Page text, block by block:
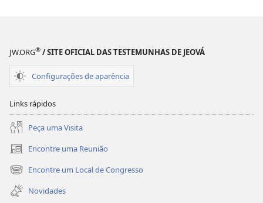
JW.ORG® / SITE OFICIAL DAS TESTEMUNHAS DE JEOVÁ
Configurações de aparência
Links rápidos
Peça uma Visita
Encontre uma Reunião
(abre
nova
janela)
Encontre um Local de Congresso
(abre
nova
janela)
Novidades